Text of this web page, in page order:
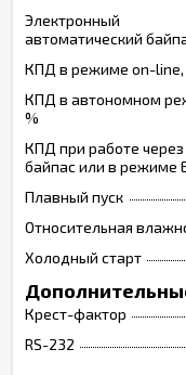
Электронный
автоматический
КПД в режиме on-line,
КПД в автономном
%
КПД при работе через
байпас или в режиме
Плавный пуск
Относительная
Холодный старт
Крест-фактор
RS-232